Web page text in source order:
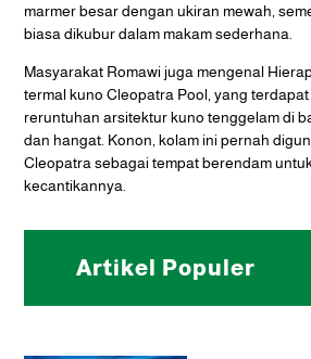
marmer besar dengan ukiran mewah,
biasa dikubur dalam makam sederhana.
Masyarakat Romawi juga mengenal
termal kuno Cleopatra Pool, yang
reruntuhan arsitektur kuno tenggelam di
dan hangat. Konon, kolam ini pernah
Cleopatra sebagai tempat berendam
kecantikannya.
Artikel Populer